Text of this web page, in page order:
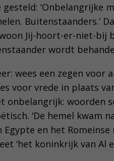
‘Onbelangrijke
Buitenstaanders.’
Jij-hoort-er-niet-bij
wordt
wees een zegen voor
voor vrede in plaats
onbelangrijk: woorden
‘De hemel kwam
en het
‘het koninkrijk van Al